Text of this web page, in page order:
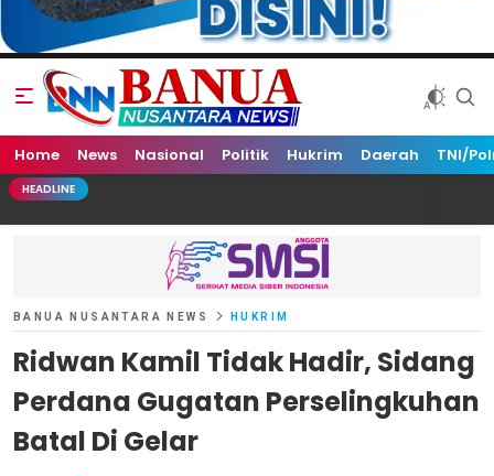
Banua Nusantara News
Home News Nasional Politik Hukrim Daerah TNI/
HEADLINE
BANUA NUSANTARA NEWS HUKRIM
Ridwan Kamil Tidak Hadir, Sidang
Perdana Gugatan Perselingkuhan
Batal Di Gelar